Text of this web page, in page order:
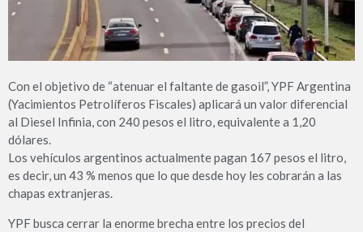
Con el objetivo de “atenuar el faltante de gasoil”, YPF Argentina
(Yacimientos Petrolíferos Fiscales) aplicará un valor diferencial
al Diesel Infinia, con 240 pesos el litro, equivalente a 1,20
dólares.
Los vehículos argentinos actualmente pagan 167 pesos el litro,
es decir, un 43 % menos que lo que desde hoy les cobrarán a las
chapas extranjeras.
YPF busca cerrar la enorme brecha entre los precios del